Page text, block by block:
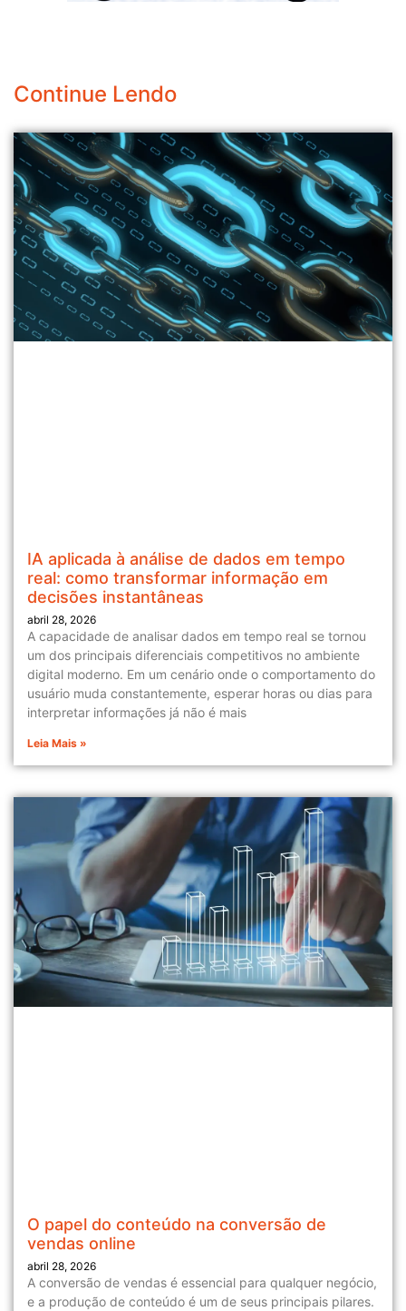
Continue Lendo
IA aplicada à análise de dados em tempo
real: como transformar informação em
decisões instantâneas
abril 28, 2026
A capacidade de analisar dados em tempo real se tornou
um dos principais diferenciais competitivos no ambiente
digital moderno. Em um cenário onde o comportamento do
usuário muda constantemente, esperar horas ou dias para
interpretar informações já não é mais
Leia Mais »
O papel do conteúdo na conversão de
vendas online
abril 28, 2026
A conversão de vendas é essencial para qualquer negócio,
e a produção de conteúdo é um de seus principais pilares.